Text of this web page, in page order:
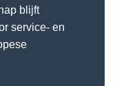
blijft
service- en